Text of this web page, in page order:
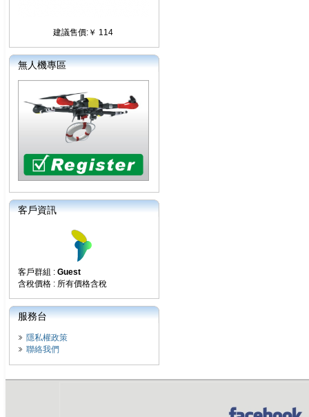
建議售價:￥ 114
無人機專區
客戶資訊
客戶群組 : Guest
含稅價格 : 所有價格含稅
服務台
隱私權政策
聯絡我們